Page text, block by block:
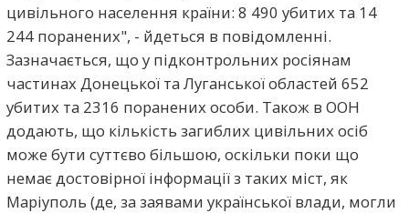
цивільного населення країни: 8 490 убитих та 14
244 поранених", - йдеться в повідомленні.
Зазначається, що у підконтрольних росіянам
частинах Донецької та Луганської областей 652
убитих та 2316 поранених особи. Також в ООН
додають, що кількість загиблих цивільних осіб
може бути суттєво більшою, оскільки поки що
немає достовірної інформації з таких міст, як
Маріуполь (де, за заявами української влади, могли